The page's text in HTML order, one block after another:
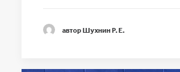
автор Шухнин Р. Е.